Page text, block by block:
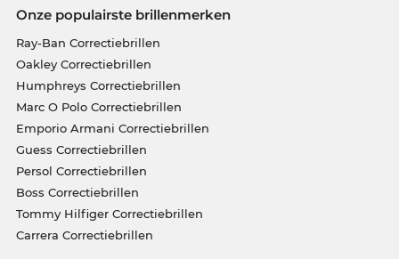
Onze populairste brillenmerken
Ray-Ban Correctiebrillen
Oakley Correctiebrillen
Humphreys Correctiebrillen
Marc O Polo Correctiebrillen
Emporio Armani Correctiebrillen
Guess Correctiebrillen
Persol Correctiebrillen
Boss Correctiebrillen
Tommy Hilfiger Correctiebrillen
Carrera Correctiebrillen